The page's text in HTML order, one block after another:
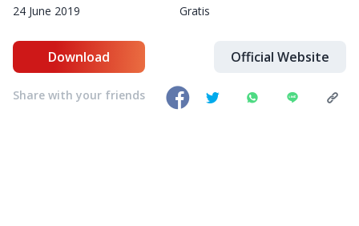
24 June 2019 Gratis
Download Official Website
Share with your friends